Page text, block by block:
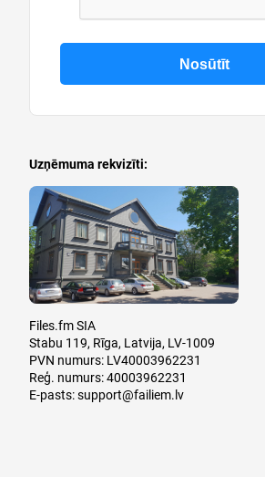
Uzņēmuma rekvizīti:
Files.fm SIA
Stabu 119, Rīga, Latvija, LV-1009
PVN numurs: LV40003962231
Reģ. numurs: 40003962231
E-pasts:support@failiem.lv